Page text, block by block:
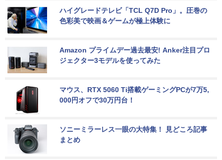
ハイグレードテレビ「TCL Q7D Pro」。圧巻の
色彩美で映画＆ゲームが極上体験に
Amazon プライムデー過去最安! Anker注目プロ
ジェクター3モデルを使ってみた
マウス、RTX 5060 Ti搭載ゲーミングPCが7万5,
000円オフで30万円台！
ソニーミラーレス一眼の大特集！ 見どころ記事
まとめ